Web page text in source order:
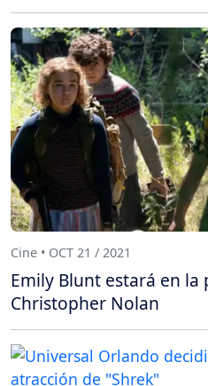
Cine • OCT 21 / 2021
Emily Blunt estará en
Christopher Nolan